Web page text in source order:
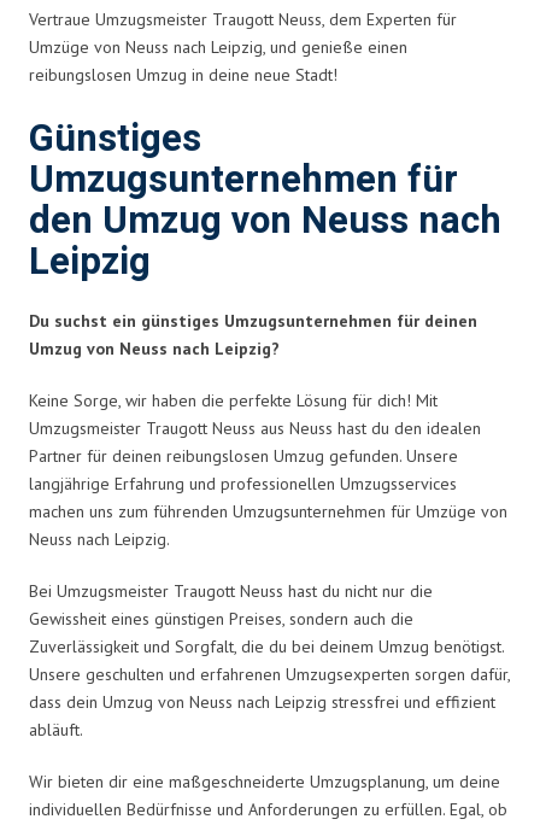
Vertraue Umzugsmeister Traugott Neuss, dem Experten für
Umzüge von Neuss nach Leipzig, und genieße einen
reibungslosen Umzug in deine neue Stadt!
Günstiges
Umzugsunternehmen für
den Umzug von Neuss nach
Leipzig
Du suchst ein günstiges Umzugsunternehmen für deinen
Umzug von Neuss nach Leipzig?
Keine Sorge, wir haben die perfekte Lösung für dich! Mit
Umzugsmeister Traugott Neuss aus Neuss hast du den idealen
Partner für deinen reibungslosen Umzug gefunden. Unsere
langjährige Erfahrung und professionellen Umzugsservices
machen uns zum führenden Umzugsunternehmen für Umzüge von
Neuss nach Leipzig.
Bei Umzugsmeister Traugott Neuss hast du nicht nur die
Gewissheit eines günstigen Preises, sondern auch die
Zuverlässigkeit und Sorgfalt, die du bei deinem Umzug benötigst.
Unsere geschulten und erfahrenen Umzugsexperten sorgen dafür,
dass dein Umzug von Neuss nach Leipzig stressfrei und effizient
abläuft.
Wir bieten dir eine maßgeschneiderte Umzugsplanung, um deine
individuellen Bedürfnisse und Anforderungen zu erfüllen. Egal, ob